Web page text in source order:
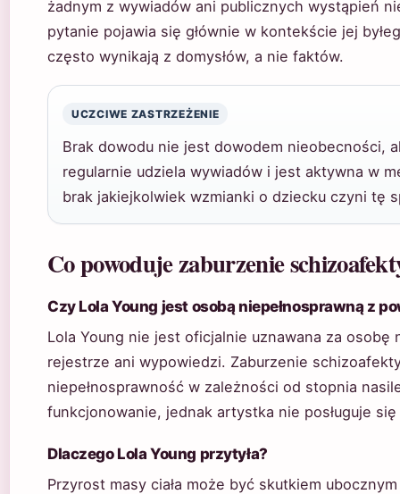
żadnym z wywiadów ani publicznych wystąpień
pytanie pojawia się głównie w kontekście jej
często wynikają z domysłów, a nie faktów.
UCZCIWE ZASTRZEŻENIE
Brak dowodu nie jest dowodem nieobecności,
regularnie udziela wywiadów i jest aktywna w
brak jakiejkolwiek wzmianki o dziecku czyni tę
Co powoduje zaburzenie
Czy Lola Young jest osobą niepełnosprawną z
Lola Young nie jest oficjalnie uznawana za osobę
rejestrze ani wypowiedzi. Zaburzenie
niepełnosprawność w zależności od stopnia
funkcjonowanie, jednak artystka nie posługuje
Dlaczego Lola Young przytyła?
Przyrost masy ciała może być skutkiem